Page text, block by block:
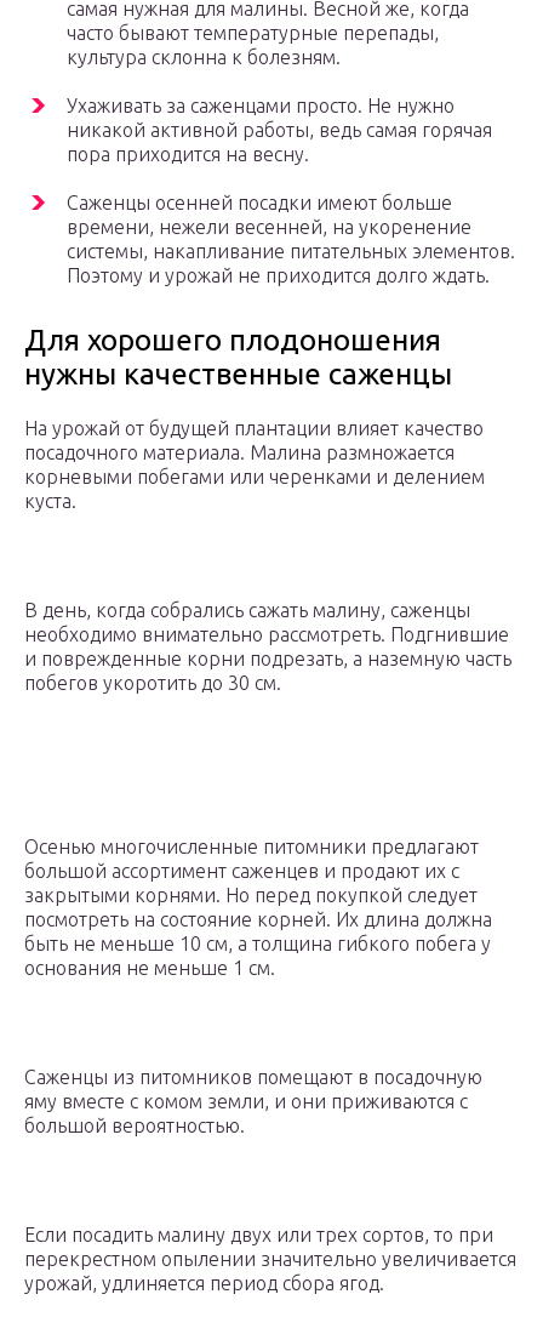
самая нужная для малины. Весной же, когда
часто бывают температурные перепады,
культура склонна к болезням.
Ухаживать за саженцами просто. Не нужно
никакой активной работы, ведь самая горячая
пора приходится на весну.
Саженцы осенней посадки имеют больше
времени, нежели весенней, на укоренение
системы, накапливание питательных элементов.
Поэтому и урожай не приходится долго ждать.
Для хорошего плодоношения
нужны качественные саженцы
На урожай от будущей плантации влияет качество
посадочного материала. Малина размножается
корневыми побегами или черенками и делением
куста.
В день, когда собрались сажать малину, саженцы
необходимо внимательно рассмотреть. Подгнившие
и поврежденные корни подрезать, а наземную часть
побегов укоротить до 30 см.
Осенью многочисленные питомники предлагают
большой ассортимент саженцев и продают их с
закрытыми корнями. Но перед покупкой следует
посмотреть на состояние корней. Их длина должна
быть не меньше 10 см, а толщина гибкого побега у
основания не меньше 1 см.
Саженцы из питомников помещают в посадочную
яму вместе с комом земли, и они приживаются с
большой вероятностью.
Если посадить малину двух или трех сортов, то при
перекрестном опылении значительно увеличивается
урожай, удлиняется период сбора ягод.